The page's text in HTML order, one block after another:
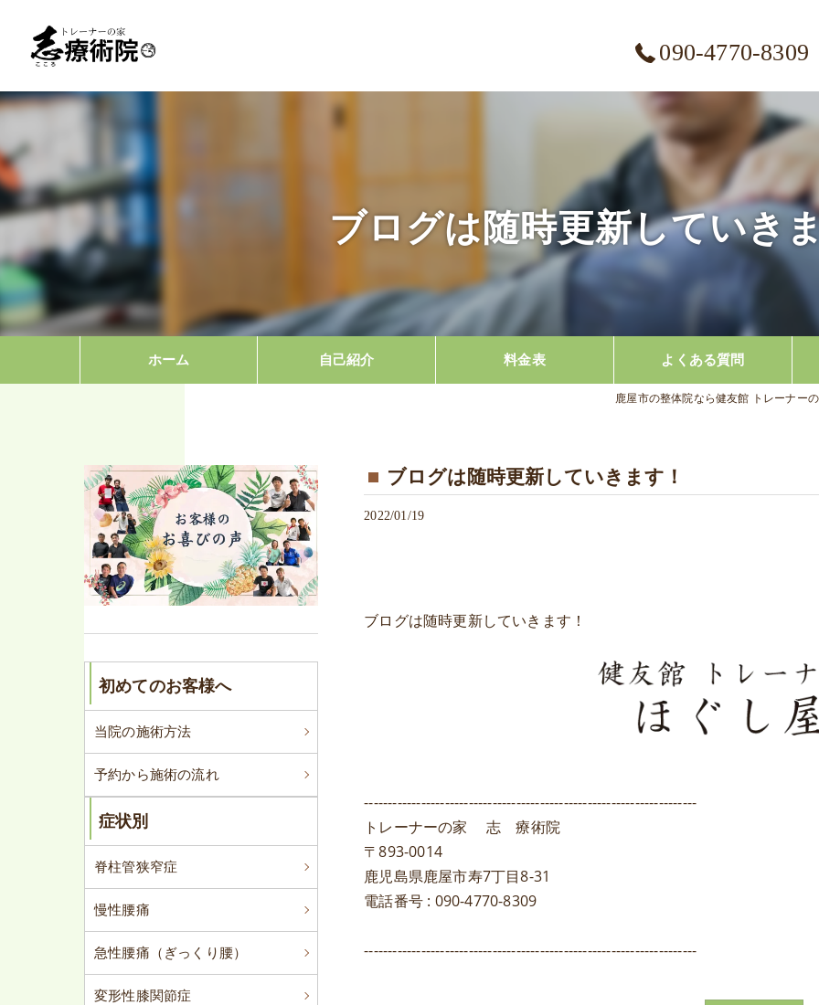
090-4770-8309
ホーム 自己紹介 料金表 よくある質問
ブログは随時更新していき
鹿屋市の整体院なら健友館 トレーナー
ブログは随時更新していきます！
2022/01/19
ブログは随時更新していきます！
----------------------------------------------------------------------
トレーナーの家 志 療術院
〒893-0014
鹿児島県鹿屋市寿7丁目8-31
電話番号 : 090-4770-8309
----------------------------------------------------------------------
初めてのお客様へ
当院の施術方法
予約から施術の流れ
症状別
脊柱管狭窄症
慢性腰痛
急性腰痛（ぎっくり腰）
変形性膝関節症